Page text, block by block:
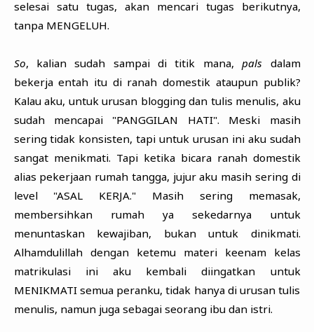
selesai satu tugas, akan mencari tugas berikutnya,
tanpa MENGELUH.
So, kalian sudah sampai di titik mana,pals dalam
bekerja entah itu di ranah domestik ataupun publik?
Kalau aku, untuk urusan blogging dan tulis menulis, aku
sudah mencapai "PANGGILAN HATI". Meski masih
sering tidak konsisten, tapi untuk urusan ini aku sudah
sangat menikmati. Tapi ketika bicara ranah domestik
alias pekerjaan rumah tangga, jujur aku masih sering di
level "ASAL KERJA." Masih sering memasak,
membersihkan rumah ya sekedarnya untuk
menuntaskan kewajiban, bukan untuk dinikmati.
Alhamdulillah dengan ketemu materi keenam kelas
matrikulasi ini aku kembali diingatkan untuk
MENIKMATI semua peranku, tidak hanya di urusan tulis
menulis, namun juga sebagai seorang ibu dan istri.